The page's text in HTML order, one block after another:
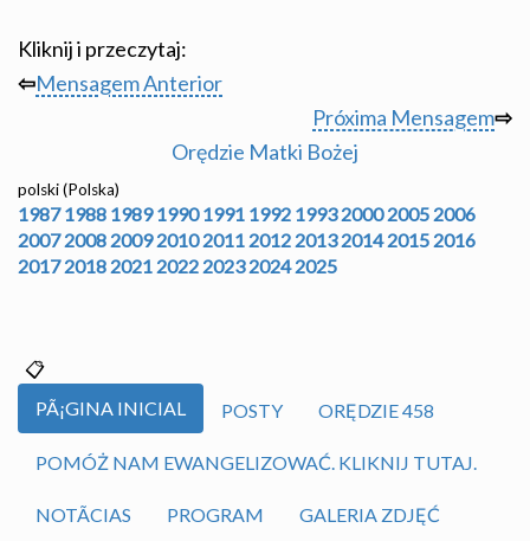
Kliknij i przeczytaj:
⇦Mensagem Anterior
Próxima Mensagem⇨
Orędzie Matki Bożej
polski (Polska)
1987 1988 1989 1990 1991 1992 1993 2000 2005 2006
2007 2008 2009 2010 2011 2012 2013 2014 2015 2016
2017 2018 2021 2022 2023 2024 2025
PÃ¡GINA INICIAL POSTY ORĘDZIE 458
POMÓŻ NAM EWANGELIZOWAĆ. KLIKNIJ TUTAJ.
NOTÃ­CIAS PROGRAM GALERIA ZDJĘĆ